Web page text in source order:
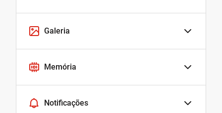
Galeria
Memória
Notificações